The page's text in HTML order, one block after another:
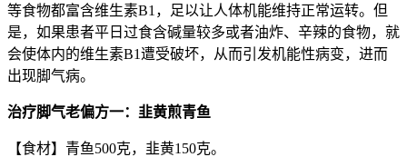
等食物都富含维生素B1，足以让人体机能维持正常运转。但
是，如果患者平日过食含碱量较多或者油炸、辛辣的食物，就
会使体内的维生素B1遭受破坏，从而引发机能性病变，进而
出现脚气病。
治疗脚气老偏方一：韭黄煎青鱼
【食材】青鱼500克，韭黄150克。